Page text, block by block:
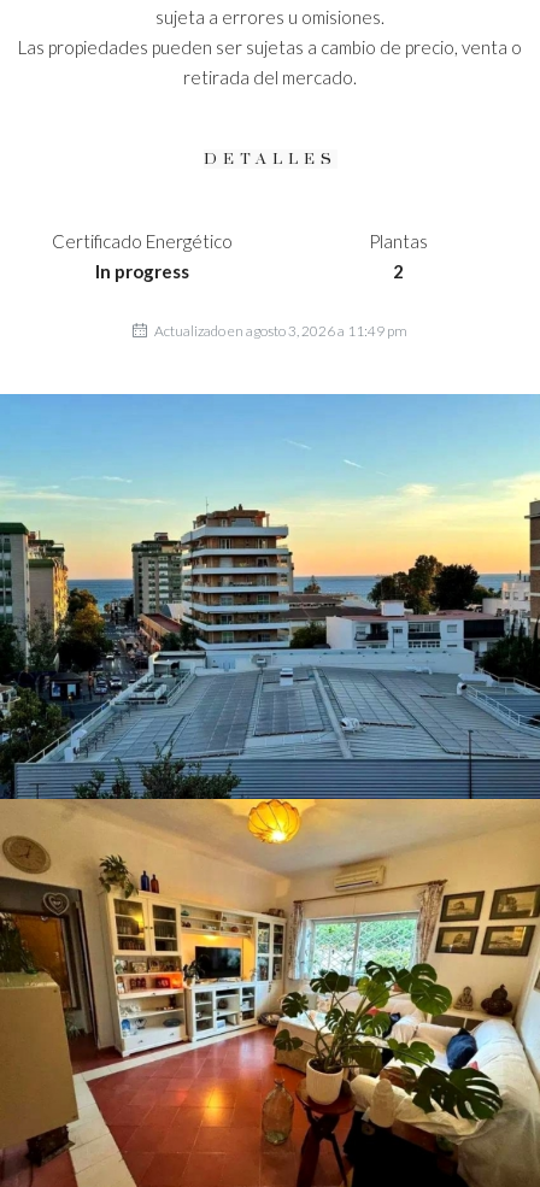
sujeta a errores u omisiones.
Las propiedades pueden ser sujetas a cambio de precio, venta o
retirada del mercado.
DETALLES
Certificado Energético
In progress
Plantas
2
Actualizado en agosto 3, 2026 a 11:49 pm